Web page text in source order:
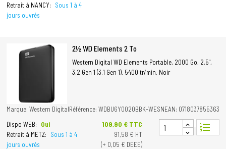
Retrait à NANCY:
Sous 1 à 4
jours ouvrés
2½ WD Elements 2 To
Western Digital WD Elements Portable, 2000 Go, 2.5",
3.2 Gen 1 (3.1 Gen 1), 5400 tr/min, Noir
Marque: Western DigitalRéférence: WDBU6Y0020BBK-WESNEAN: 0718037855363
Dispo WEB:
Oui
Retrait à METZ:
Sous 1 à 4
jours ouvrés
Prix
109,90 € TTC
91,58 € HT
(+ 0,05 € DEEE)
format_list_numbered